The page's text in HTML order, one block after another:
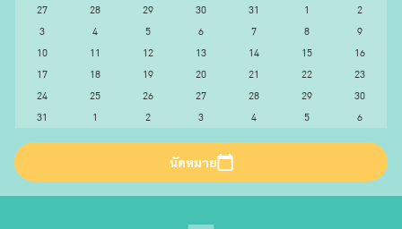
27
28 29 30 31 1
2
3
4 5 6 7 8
9
10
11 12 13 14 15
16
17
18 19 20 21 22
23
24
25 26 27 28 29
30
31
1 2 3 4 5 6
นัดหมาย